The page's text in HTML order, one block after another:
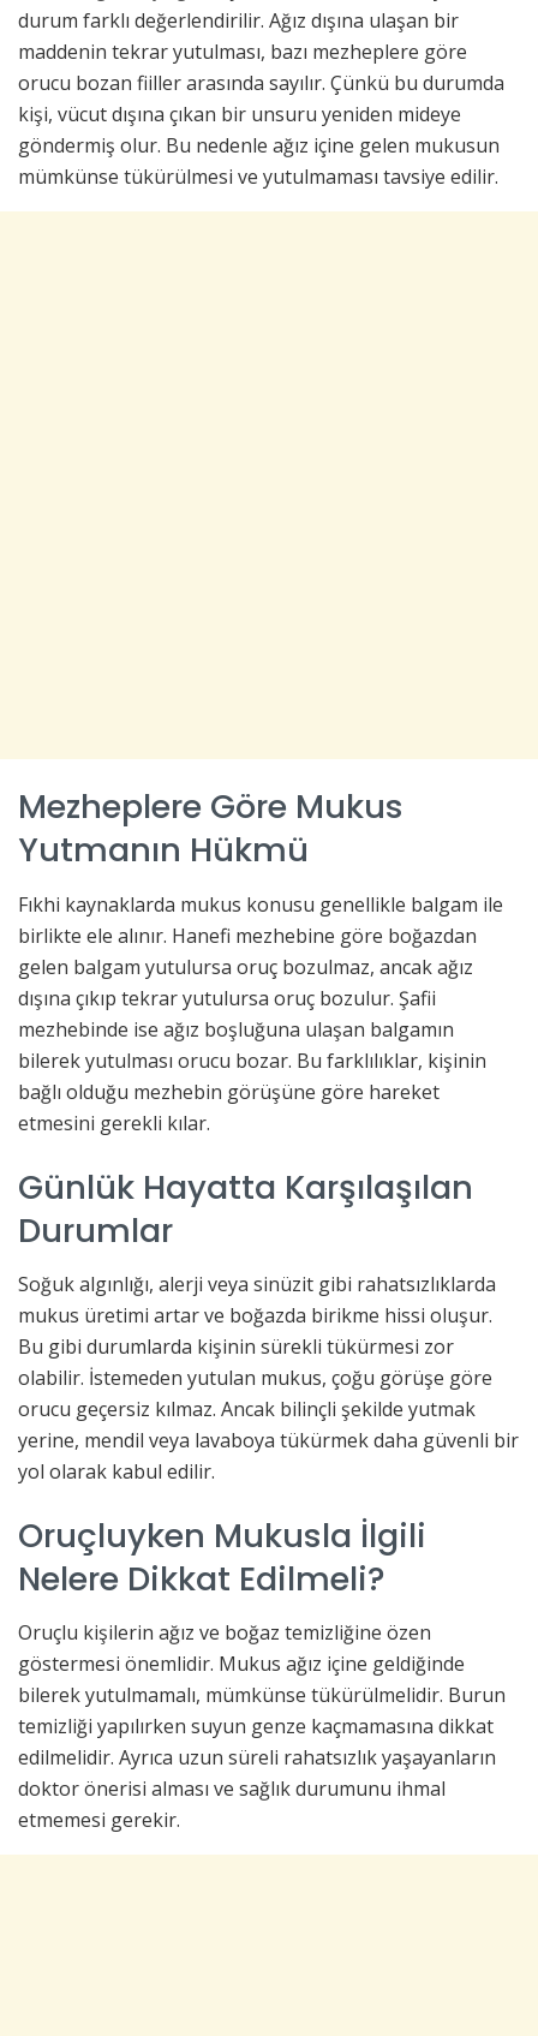
durum farklı değerlendirilir. Ağız dışına ulaşan bir
maddenin tekrar yutulması, bazı mezheplere göre
orucu bozan fiiller arasında sayılır. Çünkü bu durumda
kişi, vücut dışına çıkan bir unsuru yeniden mideye
göndermiş olur. Bu nedenle ağız içine gelen mukusun
mümkünse tükürülmesi ve yutulmaması tavsiye edilir.
Mezheplere Göre Mukus
Yutmanın Hükmü
Fıkhi kaynaklarda mukus konusu genellikle balgam ile
birlikte ele alınır. Hanefi mezhebine göre boğazdan
gelen balgam yutulursa oruç bozulmaz, ancak ağız
dışına çıkıp tekrar yutulursa oruç bozulur. Şafii
mezhebinde ise ağız boşluğuna ulaşan balgamın
bilerek yutulması orucu bozar. Bu farklılıklar, kişinin
bağlı olduğu mezhebin görüşüne göre hareket
etmesini gerekli kılar.
Günlük Hayatta Karşılaşılan
Durumlar
Soğuk algınlığı, alerji veya sinüzit gibi rahatsızlıklarda
mukus üretimi artar ve boğazda birikme hissi oluşur.
Bu gibi durumlarda kişinin sürekli tükürmesi zor
olabilir. İstemeden yutulan mukus, çoğu görüşe göre
orucu geçersiz kılmaz. Ancak bilinçli şekilde yutmak
yerine, mendil veya lavaboya tükürmek daha güvenli bir
yol olarak kabul edilir.
Oruçluyken Mukusla İlgili
Nelere Dikkat Edilmeli?
Oruçlu kişilerin ağız ve boğaz temizliğine özen
göstermesi önemlidir. Mukus ağız içine geldiğinde
bilerek yutulmamalı, mümkünse tükürülmelidir. Burun
temizliği yapılırken suyun genze kaçmamasına dikkat
edilmelidir. Ayrıca uzun süreli rahatsızlık yaşayanların
doktor önerisi alması ve sağlık durumunu ihmal
etmemesi gerekir.